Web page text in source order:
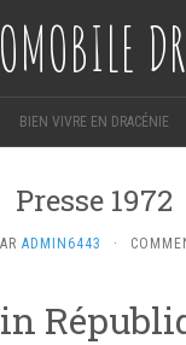
BIEN VIVRE EN DRACÉNIE
Presse 1972
ADMIN6443 ·